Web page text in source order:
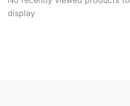
display